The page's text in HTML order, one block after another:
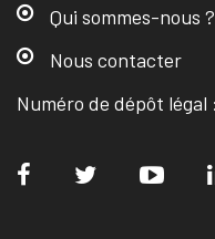
Qui sommes-nous ?
Nous contacter